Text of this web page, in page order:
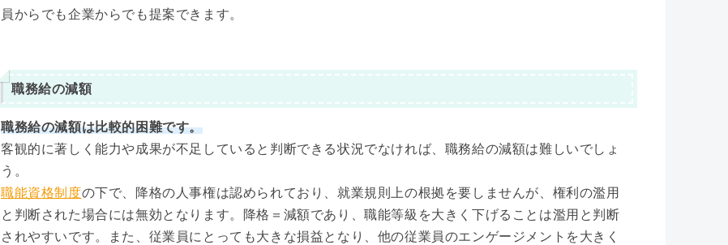
員からでも企業からでも提案できます。
職務給の減額
職務給の減額は比較的困難です。
客観的に著しく能力や成果が不足していると判断できる状況でなければ、職務給の減額は難しいでしょ
う。
職能資格制度の下で、降格の人事権は認められており、就業規則上の根拠を要しませんが、権利の濫用
と判断された場合には無効となります。降格＝減額であり、職能等級を大きく下げることは濫用と判断
されやすいです。また、従業員にとっても大きな損益となり、他の従業員のエンゲージメントを大きく